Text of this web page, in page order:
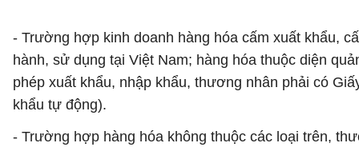
- Trường hợp kinh doanh hàng hóa cấm xuất khẩu,
hành, sử dụng tại Việt Nam; hàng hóa thuộc diện
phép xuất khẩu, nhập khẩu, thương nhân phải có
khẩu tự động).
- Trường hợp hàng hóa không thuộc các loại trên,